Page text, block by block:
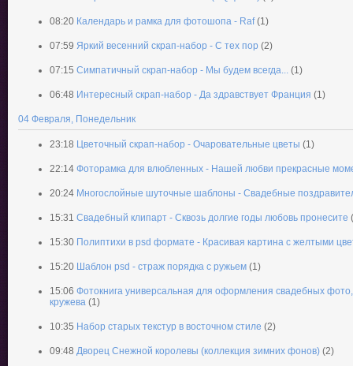
08:20 Календарь и рамка для фотошопа - Raf (1)
07:59 Яркий весенний скрап-набор - С тех пор (2)
07:15 Симпатичный скрап-набор - Мы будем всегда... (1)
06:48 Интересный скрап-набор - Да здравствует Франция (1)
04 Февраля, Понедельник
23:18 Цветочный скрап-набор - Очаровательные цветы (1)
22:14 Фоторамка для влюбленных - Нашей любви прекрасные
20:24 Многослойные шуточные шаблоны - Свадебные
15:31 Свадебный клипарт - Сквозь долгие годы любовь пронесите
15:30 Полиптихи в psd формате - Красивая картина с желтыми
15:20 Шаблон psd - страж порядка с ружьем (1)
15:06 Фотокнига универсальная для оформления свадебных
кружева (1)
10:35 Набор старых текстур в восточном стиле (2)
09:48 Дворец Снежной королевы (коллекция зимних фонов) (2)